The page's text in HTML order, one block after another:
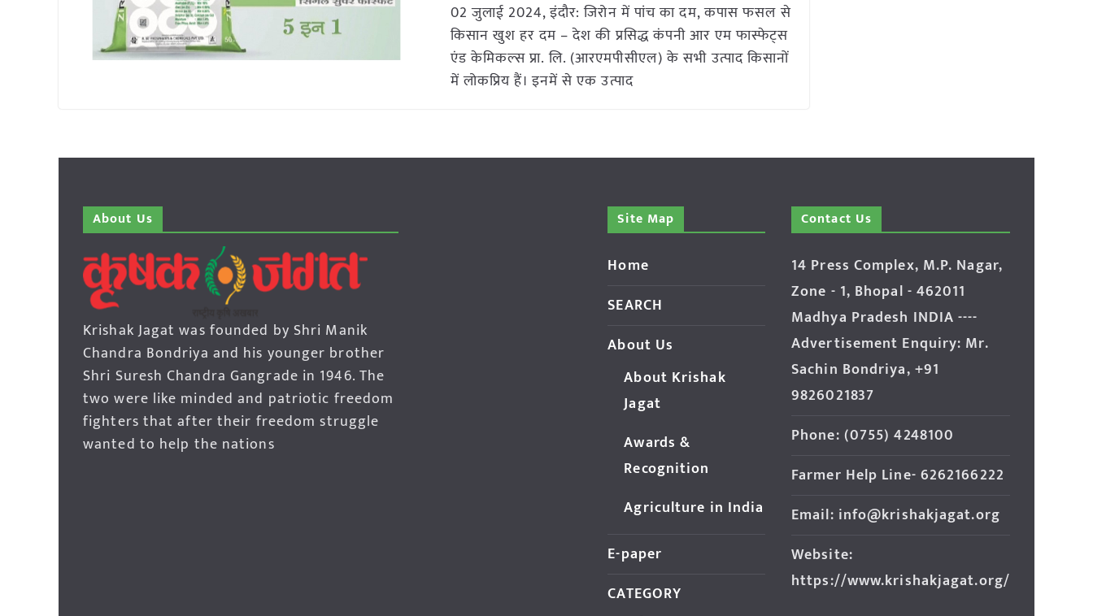
02 जुलाई 2024, इंदौर: जिरोन में पांच का दम, कपास फसल से
किसान खुश हर दम – देश की प्रसिद्ध कंपनी आर एम फास्फेट्स
एंड केमिकल्स प्रा. लि. (आरएमपीसीएल) के सभी उत्पाद किसानों
में लोकप्रिय हैं। इनमें से एक उत्पाद
About Us
Krishak Jagat was founded by Shri Manik
Chandra Bondriya and his younger brother
Shri Suresh Chandra Gangrade in 1946. The
two were like minded and patriotic freedom
fighters that after their freedom struggle
wanted to help the nations
Site Map
Home
SEARCH
About Us
About Krishak
Jagat
Awards &
Recognition
Agriculture in India
E-paper
CATEGORY
Contact Us
14 Press Complex, M.P. Nagar,
Zone - 1, Bhopal - 462011
Madhya Pradesh INDIA ----
Advertisement Enquiry: Mr.
Sachin Bondriya, +91
9826021837
Phone: (0755) 4248100
Farmer Help Line- 6262166222
Email: info@krishakjagat.org
Website:
https://www.krishakjagat.org/